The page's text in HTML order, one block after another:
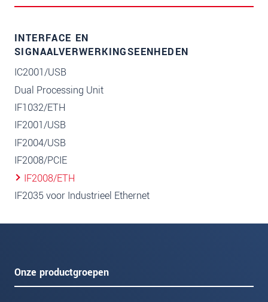
INTERFACE EN
SIGNAALVERWERKINGSEENHEDEN
IC2001/USB
Dual Processing Unit
IF1032/ETH
IF2001/USB
IF2004/USB
IF2008/PCIE
IF2008/ETH
IF2035 voor Industrieel Ethernet
Onze productgroepen